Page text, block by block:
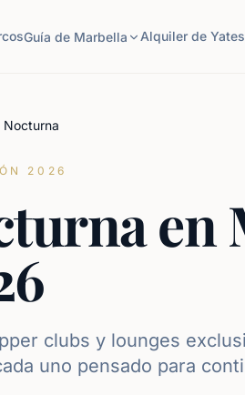
Guía de Marbella Alquiler de Yates
Nocturna
2026
clubs y lounges
uno pensado para